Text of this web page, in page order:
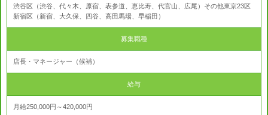
渋谷区（渋谷、代々木、原宿、表参道、恵比寿、代官山、広尾）その他東京23区
新宿区（新宿、大久保、四谷、高田馬場、早稲田）
募集職種
店長・マネージャー（候補）
給与
月給250,000円～420,000円